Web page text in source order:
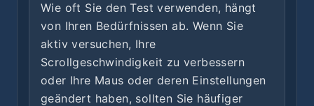
Wie oft Sie den Test verwenden, hängt
von Ihren Bedürfnissen ab. Wenn Sie
aktiv versuchen, Ihre
Scrollgeschwindigkeit zu verbessern
oder Ihre Maus oder deren Einstellungen
geändert haben, sollten Sie häufiger